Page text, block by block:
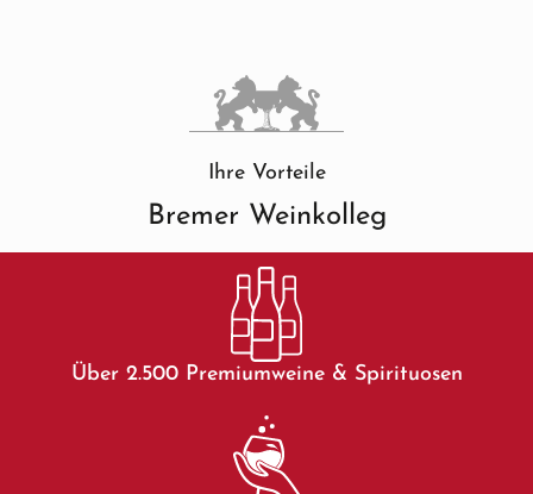
Ihre Vorteile
Bremer Weinkolleg
Über 2.500 Premiumweine & Spirituosen